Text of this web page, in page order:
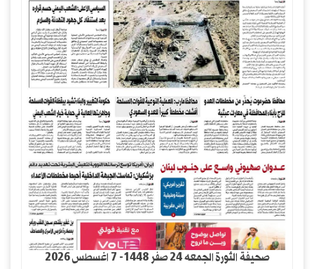
صحيفة الثورة الجمعه 24 صفر 1448- 7 اغسطس 2026